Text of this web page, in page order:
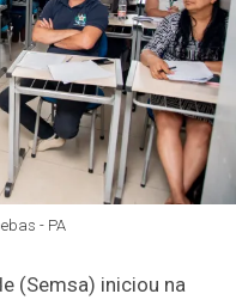
- PA
(Semsa) iniciou na